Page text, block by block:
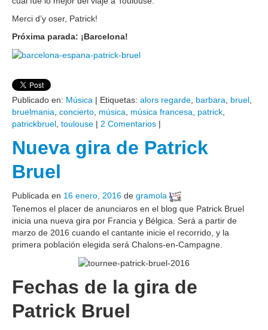
Merci d’y oser, Patrick!
Próxima parada: ¡Barcelona!
Publicado en: Música | Etiquetas: alors regarde, barbara, bruel,
bruelmania, concierto, música, música francesa, patrick,
patrickbruel, toulouse | 2 Comentarios |
Nueva gira de Patrick
Bruel
Publicada en 16 enero, 2016 de gramola
Tenemos el placer de anunciaros en el blog que Patrick Bruel
inicia una nueva gira por Francia y Bélgica. Será a partir de
marzo de 2016 cuando el cantante inicie el recorrido, y la
primera población elegida será Chalons-en-Campagne.
Fechas de la gira de
Patrick Bruel